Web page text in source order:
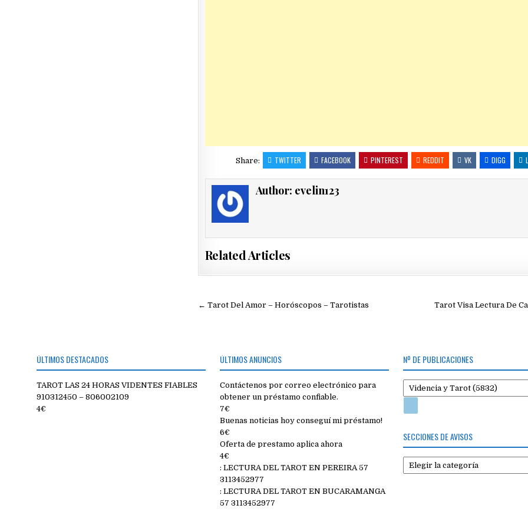
Share: TWITTER FACEBOOK PINTEREST REDDIT VK DIGG
Author: evelin123
Related Articles
Navegación
← Tarot Del Amor – Horóscopos – Tarotistas Tarot Visa Lectura De
ÚLTIMOS DESTACADOS
TAROT LAS 24 HORAS VIDENTES FIABLES
910312450 – 806002109
4€
ÚLTIMOS ANUNCIOS
Contáctenos por correo electrónico para
obtener un préstamo confiable.
7€
Buenas noticias hoy conseguí mi préstamo!
6€
Oferta de prestamo aplica ahora
4€
: LECTURA DEL TAROT EN PEREIRA 57
3113452977
: LECTURA DEL TAROT EN BUCARAMANGA
57 3113452977
Nº DE PUBLICACIONES
SECCIONES DE AVISOS
Secciones
de